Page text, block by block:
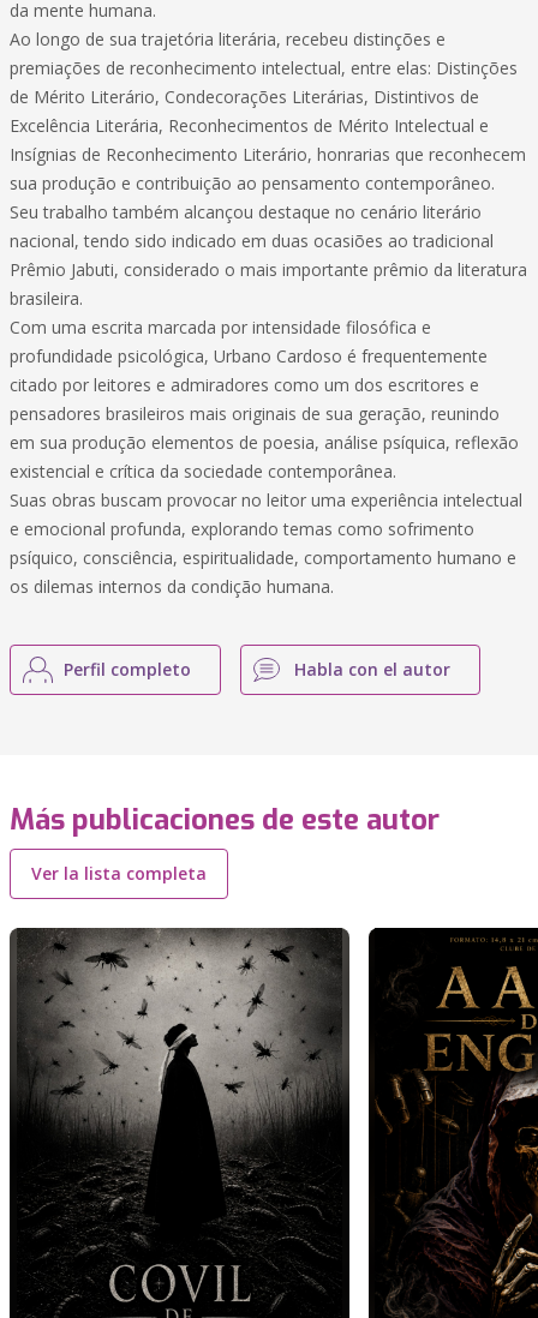
da mente humana.
Ao longo de sua trajetória literária, recebeu distinções e
premiações de reconhecimento intelectual, entre elas: Distinções
de Mérito Literário, Condecorações Literárias, Distintivos de
Excelência Literária, Reconhecimentos de Mérito Intelectual e
Insígnias de Reconhecimento Literário, honrarias que reconhecem
sua produção e contribuição ao pensamento contemporâneo.
Seu trabalho também alcançou destaque no cenário literário
nacional, tendo sido indicado em duas ocasiões ao tradicional
Prêmio Jabuti, considerado o mais importante prêmio da literatura
brasileira.
Com uma escrita marcada por intensidade filosófica e
profundidade psicológica, Urbano Cardoso é frequentemente
citado por leitores e admiradores como um dos escritores e
pensadores brasileiros mais originais de sua geração, reunindo
em sua produção elementos de poesia, análise psíquica, reflexão
existencial e crítica da sociedade contemporânea.
Suas obras buscam provocar no leitor uma experiência intelectual
e emocional profunda, explorando temas como sofrimento
psíquico, consciência, espiritualidade, comportamento humano e
os dilemas internos da condição humana.
Perfil completo Habla con el autor
Más publicaciones de este autor
Ver la lista completa